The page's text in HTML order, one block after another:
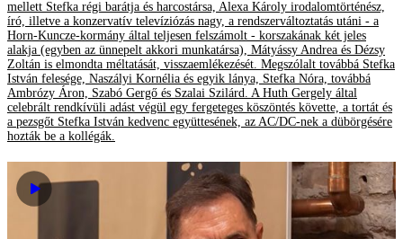
mellett Stefka régi barátja és harcostársa, Alexa Károly irodalomtörténész,
író, illetve a konzervatív televíziózás nagy, a rendszerváltoztatás utáni - a
Horn-Kuncze-kormány által teljesen felszámolt - korszakának két jeles
alakja (egyben az ünnepelt akkori munkatársa), Mátyássy Andrea és Dézsy
Zoltán is elmondta méltatását, visszaemlékezését. Megszólalt továbbá Stefka
István felesége, Naszályi Kornélia és egyik lánya, Stefka Nóra, továbbá
Ambrózy Áron, Szabó Gergő és Szalai Szilárd. A Huth Gergely által
celebrált rendkívüli adást végül egy fergeteges köszöntés követte, a tortát és
a pezsgőt Stefka István kedvenc együttesének, az AC/DC-nek a dübörgésére
hozták be a kollégák.